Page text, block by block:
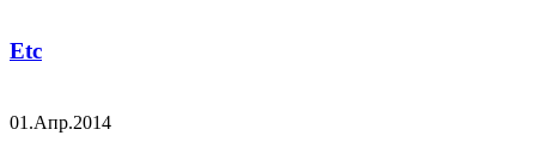
Etc
01.Апр.2014